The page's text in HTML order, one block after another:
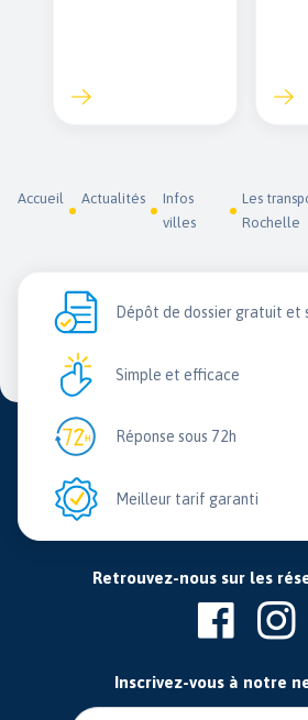
Accueil Actualités
Infos
villes
Les
Rochelle
Dépôt de dossier gratuit et
Simple et efficace
Réponse sous 72h
Meilleur tarif garanti
Retrouvez-nous sur les
Inscrivez-vous à notre